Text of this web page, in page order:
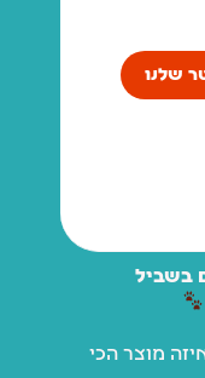
שלנו
בשביל
מוצר הכי